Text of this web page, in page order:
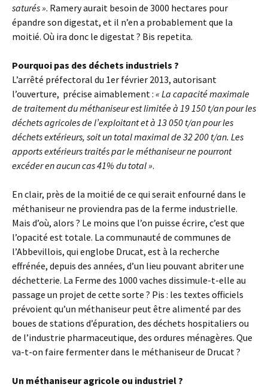
saturés ». Ramery aurait besoin de 3000 hectares pour
épandre son digestat, et il n’en a probablement que la
moitié. Où ira donc le digestat ? Bis repetita.
Pourquoi pas des déchets industriels ?
L’arrêté préfectoral du 1er février 2013, autorisant
l’ouverture, précise aimablement : « La capacité maximale
de traitement du méthaniseur est limitée à 19 150 t/an pour les
déchets agricoles de l’exploitant et à 13 050 t/an pour les
déchets extérieurs, soit un total maximal de 32 200 t/an. Les
apports extérieurs traités par le méthaniseur ne pourront
excéder en aucun cas 41% du total ».
En clair, près de la moitié de ce qui serait enfourné dans le
méthaniseur ne proviendra pas de la ferme industrielle.
Mais d’où, alors ? Le moins que l’on puisse écrire, c’est que
l’opacité est totale. La communauté de communes de
l’Abbevillois, qui englobe Drucat, est à la recherche
effrénée, depuis des années, d’un lieu pouvant abriter une
déchetterie. La Ferme des 1000 vaches dissimule-t-elle au
passage un projet de cette sorte ? Pis : les textes officiels
prévoient qu’un méthaniseur peut être alimenté par des
boues de stations d’épuration, des déchets hospitaliers ou
de l’industrie pharmaceutique, des ordures ménagères. Que
va-t-on faire fermenter dans le méthaniseur de Drucat ?
Un méthaniseur agricole ou industriel ?